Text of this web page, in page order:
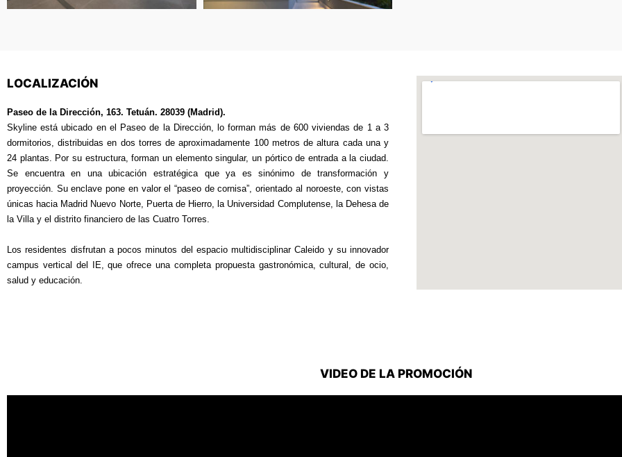
LOCALIZACIÓN
Paseo de la Dirección, 163. Tetuán. 28039 (Madrid).
Skyline está ubicado en el Paseo de la Dirección, lo forman más de 600 viviendas de 1 a 3
dormitorios, distribuidas en dos torres de aproximadamente 100 metros de altura cada una y
24 plantas. Por su estructura, forman un elemento singular, un pórtico de entrada a la ciudad.
Se encuentra en una ubicación estratégica que ya es sinónimo de transformación y
proyección. Su enclave pone en valor el “paseo de cornisa”, orientado al noroeste, con vistas
únicas hacia Madrid Nuevo Norte, Puerta de Hierro, la Universidad Complutense, la Dehesa de
la Villa y el distrito financiero de las Cuatro Torres.
Los residentes disfrutan a pocos minutos del espacio multidisciplinar Caleido y su innovador
campus vertical del IE, que ofrece una completa propuesta gastronómica, cultural, de ocio,
salud y educación.
VIDEO DE LA PROMOCIÓN